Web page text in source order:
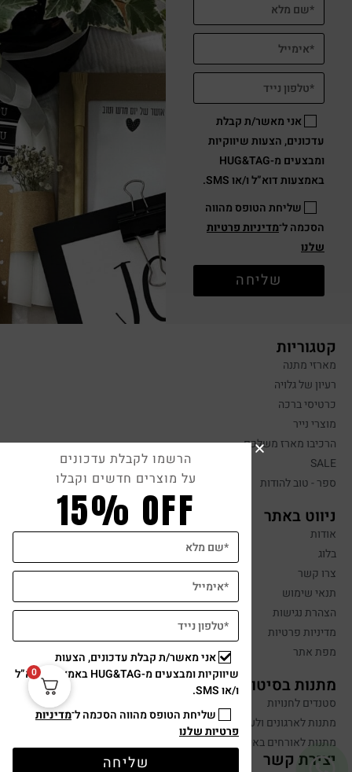
אני מאשר/ת קבלת
עדכונים, הצעות שיווקיות
ומבצעים מ-HUG&TAG
באמצעות דוא”ל ו/או SMS.
שליחת הטופס מהווה
הסכמה ל־מדיניות פרטיות
שלנו
שליחה
קטגוריות
מארזי מתנה
רעיון של גלויה
כרטיסי ברכה
מוצרי נייר
הרכיבו מארז משלכם
SALE
ספר - טוב להודות
ניווט באתר
אודות
בלוג
צרו קשר
תנאי שימוש
הצהרת נגישות
מדיניות פרטיות
מפת אתר
מתנות בסיטונאות
סטנדים לחנויות
מתנות לארגונים ולעובדים
מתנות לאורחים באירועים
יצירת קשר
0
הרשמו לקבלת עדכונים
על מוצרים חדשים וקבלו
15% OFF
אני מאשר/ת קבלת עדכונים, הצעות
שיווקיות ומבצעים מ-HUG&TAG באמצעות דוא”ל
ו/או SMS.
שליחת הטופס מהווה הסכמה ל־מדיניות
פרטיות שלנו
שליחה